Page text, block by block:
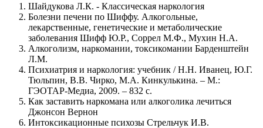
Шайдукова Л.К. - Классическая наркология
Болезни печени по Шиффу. Алкогольные,
лекарственные, генетические и метаболические
заболевания Шифф Ю.Р., Соррел М.Ф., Мухин Н.А.
Алкоголизм, наркомании, токсикомании Барденштейн
Л.M.
Психиатрия и наркология: учебник / Н.Н. Иванец, Ю.Г.
Тюльпин, В.В. Чирко, М.А. Кинкулькина. – М.:
ГЭОТАР-Медиа, 2009. – 832 с.
Как заставить наркомана или алкоголика лечиться
Джонсон Вернон
Интоксикационные психозы Стрельчук И.В.